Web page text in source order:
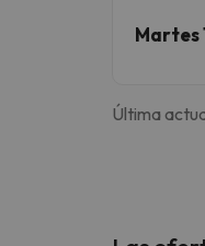
Martes
Última